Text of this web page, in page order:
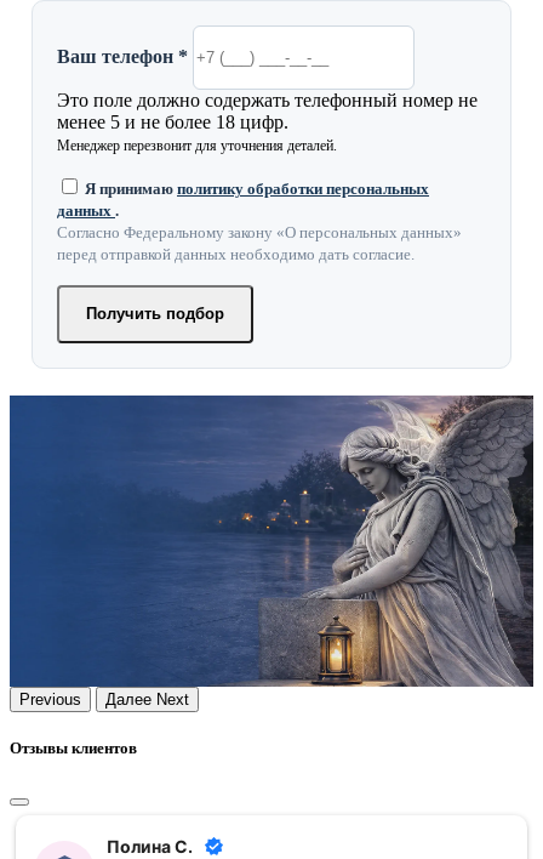
Ваш телефон *
Это поле должно содержать телефонный номер не
менее 5 и не более 18 цифр.
Менеджер перезвонит для уточнения деталей.
Я принимаю политику обработки персональных
данных .
Согласно Федеральному закону «О персональных данных»
перед отправкой данных необходимо дать согласие.
Получить подбор
Previous Далее Next
Отзывы клиентов
Полина С.